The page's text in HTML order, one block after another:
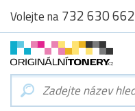
Volejte na732 630 662